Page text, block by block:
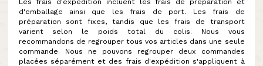
d'emballage ainsi que les frais de port. Les frais de
préparation sont fixes, tandis que les frais de transport
varient selon le poids total du colis. Nous vous
recommandons de regrouper tous vos articles dans une seule
commande. Nous ne pouvons regrouper deux commandes
placées séparément et des frais d'expédition s'appliquent à